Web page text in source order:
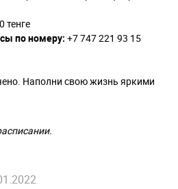
тенге
по номеру: +7 747 221 93 15
Наполни свою жизнь яркими